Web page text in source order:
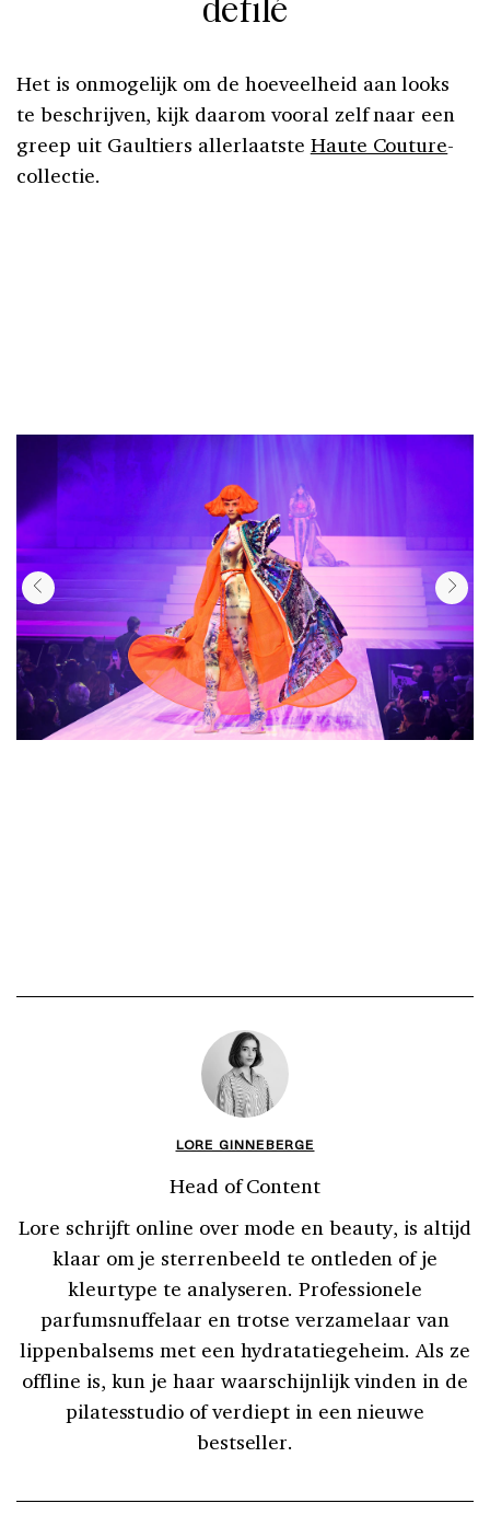
defilé
Het is onmogelijk om de hoeveelheid aan looks
te beschrijven, kijk daarom vooral zelf naar een
greep uit Gaultiers allerlaatste Haute Couture-
collectie.
LORE GINNEBERGE
Head of Content
Lore schrijft online over mode en beauty, is altijd
klaar om je sterrenbeeld te ontleden of je
kleurtype te analyseren. Professionele
parfumsnuffelaar en trotse verzamelaar van
lippenbalsems met een hydratatiegeheim. Als ze
offline is, kun je haar waarschijnlijk vinden in de
pilatesstudio of verdiept in een nieuwe
bestseller.